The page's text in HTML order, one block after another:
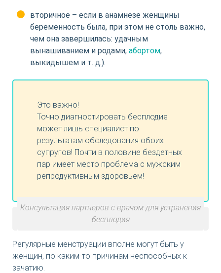
вторичное – если в анамнезе женщины
беременность была, при этом не столь важно,
чем она завершилась: удачным
вынашиванием и родами, абортом,
выкидышем и т. д.).
Это важно!
Точно диагностировать бесплодие
может лишь специалист по
результатам обследования обоих
супругов! Почти в половине бездетных
пар имеет место проблема с мужским
репродуктивным здоровьем!
Консультация партнеров с врачом для устранения
бесплодия
Регулярные менструации вполне могут быть у
женщин, по каким-то причинам неспособных к
зачатию.